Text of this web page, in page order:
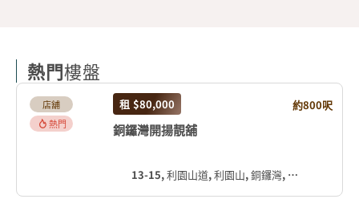
熱門樓盤
店舖
熱門
租 $80,000 約800呎
銅鑼灣開揚靚舖
13-15, 利園山道, 利園山, 銅鑼灣, 灣仔區, 香港島, 香港, 中国